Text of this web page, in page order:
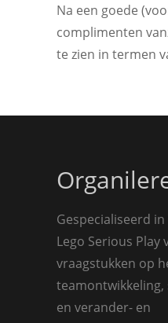
Na een goede
complimenten
te zien in termen
Gespecialiseerd
Lego Serious Play
vraagstukken op
en verander- en